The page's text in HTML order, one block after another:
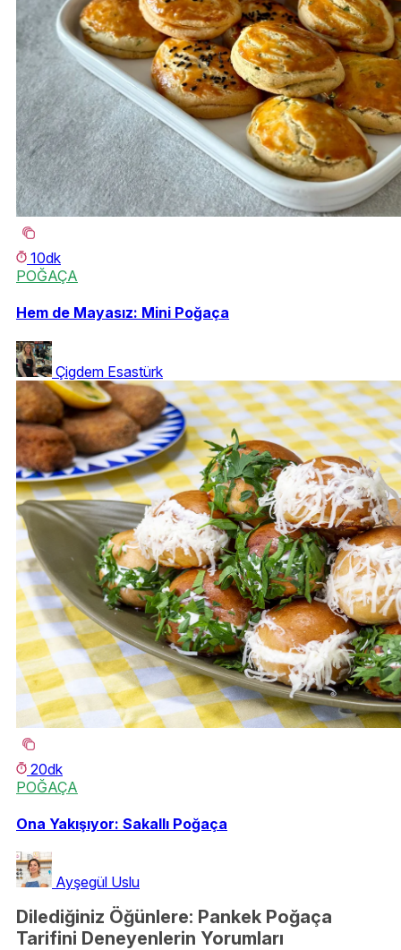
10dk
POĞAÇA
Hem de Mayasız: Mini Poğaça
Çigdem Esastürk
20dk
POĞAÇA
Ona Yakışıyor: Sakallı Poğaça
Ayşegül Uslu
Dilediğiniz Öğünlere: Pankek Poğaça
Tarifini Deneyenlerin Yorumları